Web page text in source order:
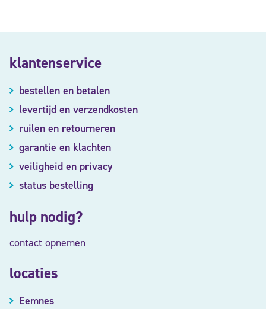
klantenservice
bestellen en betalen
levertijd en verzendkosten
ruilen en retourneren
garantie en klachten
veiligheid en privacy
status bestelling
hulp nodig?
contact opnemen
locaties
Eemnes